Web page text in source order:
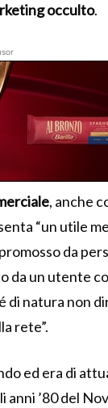
occulto.
, anche
“un utile
da
da un utente
di natura non
rete”.
ed era di
’80 del